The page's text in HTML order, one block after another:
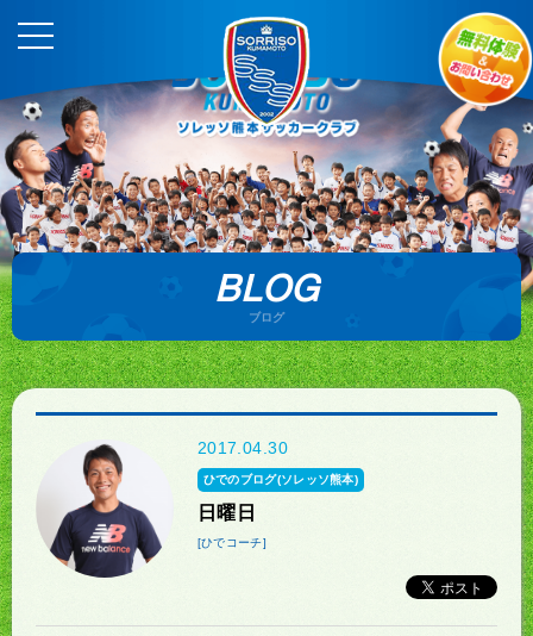
BLOG
ブログ
2017.04.30
ひでのブログ(ソレッソ熊本)
日曜日
[ひでコーチ]